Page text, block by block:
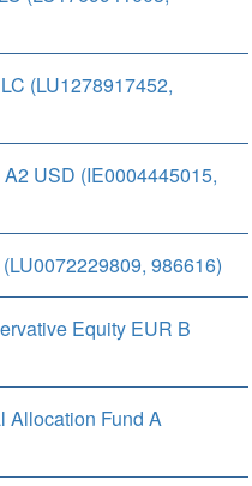
(LU1278917452,
USD (IE0004445015,
986616)
Equity EUR B
Allocation Fund A